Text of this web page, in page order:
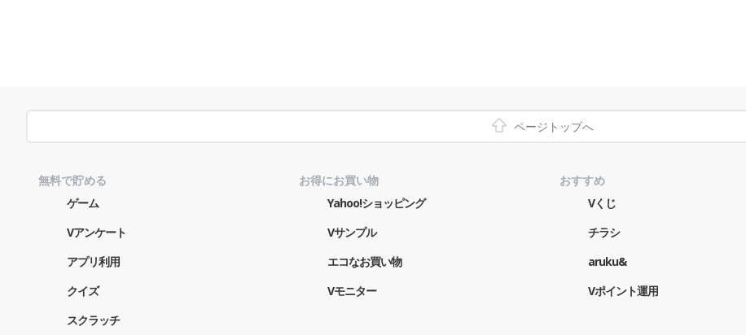
ページトップへ
無料で貯める
ゲーム
Vアンケート
アプリ利用
クイズ
スクラッチ
お得にお買い物
Yahoo!ショッピング
Vサンプル
エコなお買い物
Vモニター
おすすめ
Vくじ
チラシ
aruku&
Vポイント運用